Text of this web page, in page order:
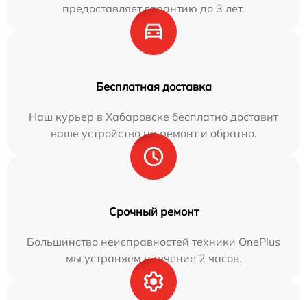
предоставляет гарантию до 3 лет.
Бесплатная доставка
Наш курьер в Хабаровске бесплатно доставит
ваше устройство на ремонт и обратно.
Срочный ремонт
Большинство неисправностей техники OnePlus
мы устраняем в течение 2 часов.